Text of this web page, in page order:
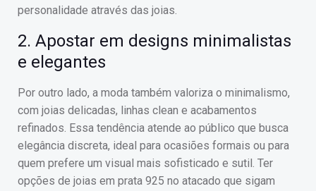
personalidade através das joias.
2. Apostar em designs minimalistas
e elegantes
Por outro lado, a moda também valoriza o minimalismo,
com joias delicadas, linhas clean e acabamentos
refinados. Essa tendência atende ao público que busca
elegância discreta, ideal para ocasiões formais ou para
quem prefere um visual mais sofisticado e sutil. Ter
opções de joias em prata 925 no atacado que sigam